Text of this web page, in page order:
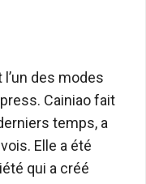
des modes
Cainiao fait
temps, a
Elle a été
qui a créé